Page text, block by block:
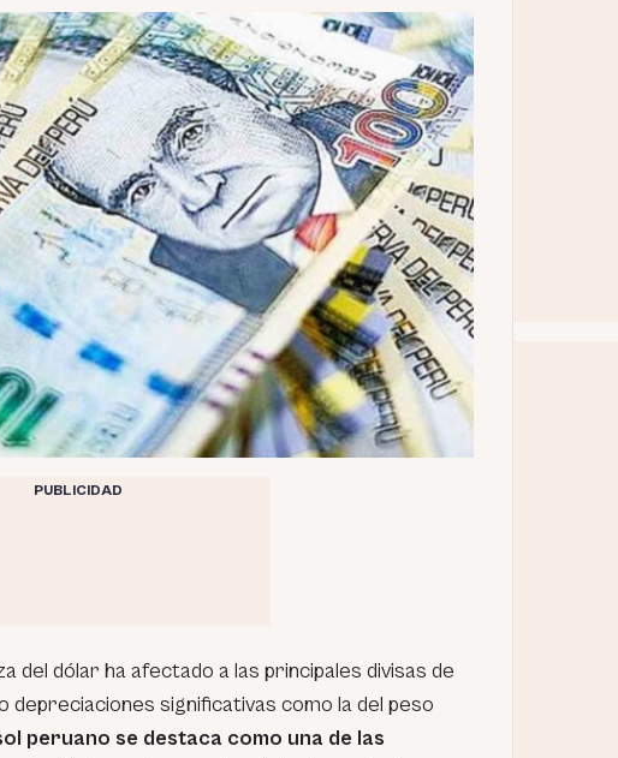
PUBLICIDAD
del dólar ha afectado a las principales divisas de
depreciaciones significativas como la del peso
peruano se destaca como una de las